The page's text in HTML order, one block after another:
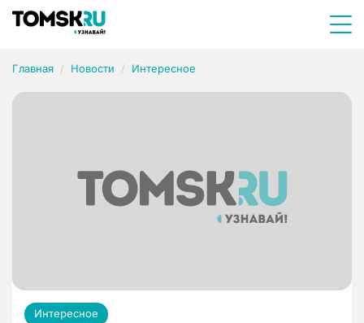
Главная Новости Интересное
Интересное